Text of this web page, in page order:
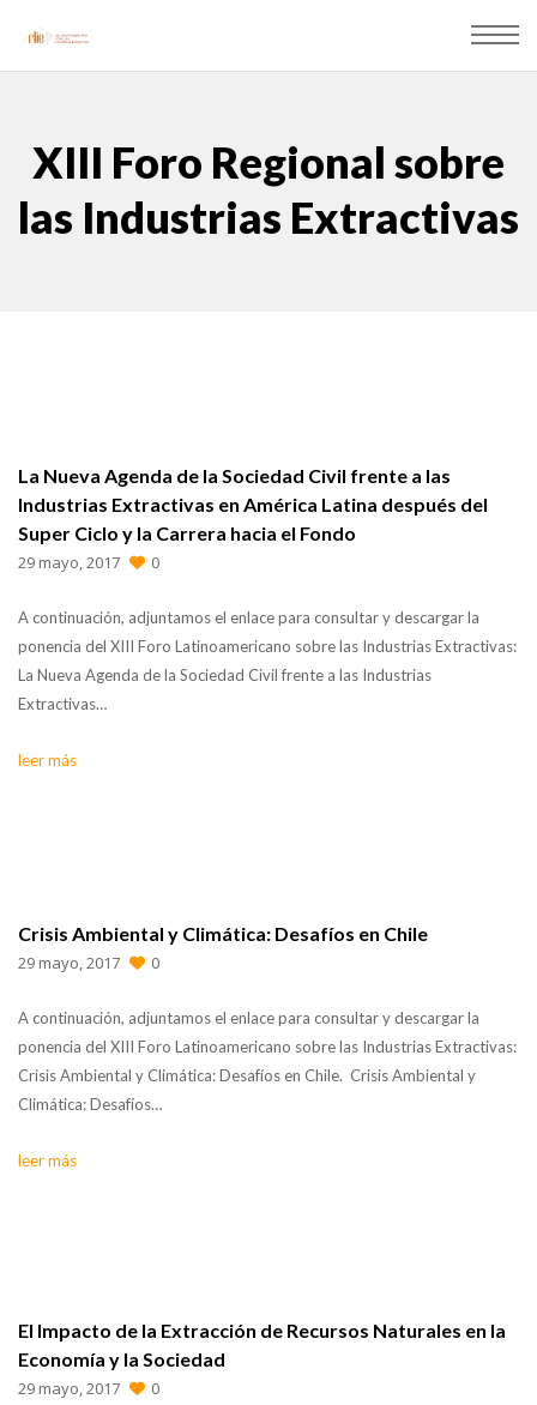
XIII Foro Regional sobre
las Industrias Extractivas
La Nueva Agenda de la Sociedad Civil frente a las
Industrias Extractivas en América Latina después del
Super Ciclo y la Carrera hacia el Fondo
29 mayo, 2017 0
A continuación, adjuntamos el enlace para consultar y descargar la
ponencia del XIII Foro Latinoamericano sobre las Industrias Extractivas:
La Nueva Agenda de la Sociedad Civil frente a las Industrias
Extractivas…
leer más
Crisis Ambiental y Climática: Desafíos en Chile
29 mayo, 2017 0
A continuación, adjuntamos el enlace para consultar y descargar la
ponencia del XIII Foro Latinoamericano sobre las Industrias Extractivas:
Crisis Ambiental y Climática: Desafíos en Chile. Crisis Ambiental y
Climática: Desafíos…
leer más
El Impacto de la Extracción de Recursos Naturales en la
Economía y la Sociedad
29 mayo, 2017 0